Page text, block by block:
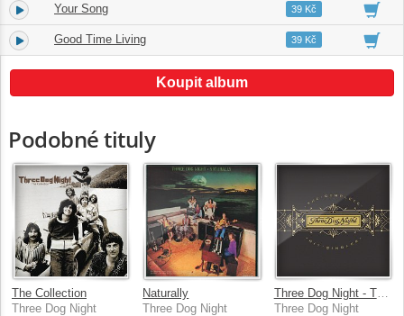
8. Your Song 03:5839 Kč
9. Good Time Living 04:0639 Kč
Koupit album
Podobné tituly
The Collection
Three Dog Night
Naturally
Three Dog Night
Three Dog Night - The Complete Hit Singles
Three Dog Night